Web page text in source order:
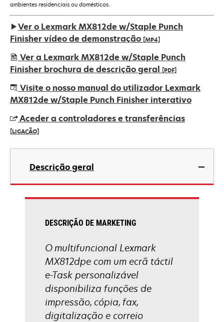
ambientes residenciais ou domésticos.
Ver o Lexmark MX812de w/Staple Punch
Finisher vídeo de demonstração [MP4]
Ver a Lexmark MX812de w/Staple Punch
Finisher brochura de descrição geral [PDF]
opens
in
new
tab
Visite o nosso manual do utilizador Lexmark
MX812de w/Staple Punch Finisher interativo
Aceder a controladores e transferências
[LIGAÇÃO]
opens
new
Descrição geral
DESCRIÇÃO DE MARKETING
O multifuncional Lexmark
MX812dpe com um ecrã táctil
e-Task personalizável
disponibiliza funções de
impressão, cópia, fax,
digitalização e correio